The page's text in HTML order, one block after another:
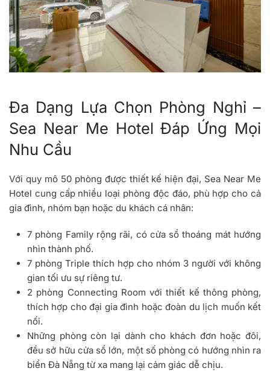
Đa Dạng Lựa Chọn Phòng Nghỉ –
Sea Near Me Hotel Đáp Ứng Mọi
Nhu Cầu
Với quy mô 50 phòng được thiết kế hiện đại, Sea Near Me
Hotel cung cấp nhiều loại phòng độc đáo, phù hợp cho cả
gia đình, nhóm bạn hoặc du khách cá nhân:
7 phòng Family rộng rãi, có cửa sổ thoáng mát hướng
nhìn thành phố.
7 phòng Triple thích hợp cho nhóm 3 người với không
gian tối ưu sự riêng tư.
2 phòng Connecting Room với thiết kế thông phòng,
thích hợp cho đại gia đình hoặc đoàn du lịch muốn kết
nối.
Những phòng còn lại dành cho khách đơn hoặc đôi,
đều sở hữu cửa sổ lớn, một số phòng có hướng nhìn ra
biển Đà Nẵng từ xa mang lại cảm giác dễ chịu.